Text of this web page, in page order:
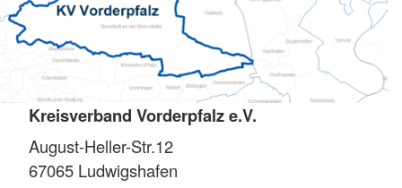
Kreisverband Vorderpfalz e.V.
August-Heller-Str.12
67065 Ludwigshafen